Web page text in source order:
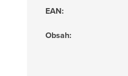
EAN:
Obsah: